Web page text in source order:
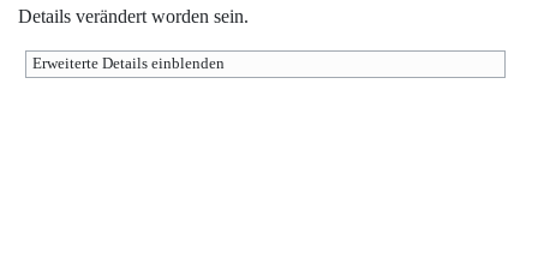
Details verändert worden sein.
Erweiterte Details einblenden